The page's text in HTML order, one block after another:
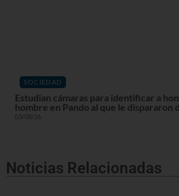
SOCIEDAD
Estudian cámaras para identificar a
hombre en Pando al que le dispararon
03/08/26
Noticias Relacionadas